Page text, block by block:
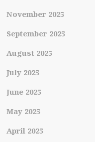
November 2025
September 2025
August 2025
July 2025
June 2025
May 2025
April 2025